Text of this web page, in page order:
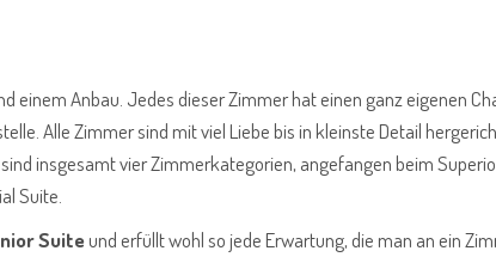
einem Anbau. Jedes dieser Zimmer hat einen ganz eigenen
Alle Zimmer sind mit viel Liebe bis in kleinste Detail
insgesamt vier Zimmerkategorien, angefangen beim
Suite.
Suiteund erfüllt wohl so jede Erwartung, die man an ein